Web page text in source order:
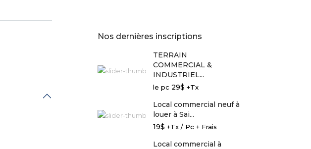
Nos dernières inscriptions
TERRAIN
COMMERCIAL &
INDUSTRIEL...
le pc 29$ +Tx
Local commercial neuf à
louer à Sai...
19$ +Tx / Pc + Frais
Local commercial à